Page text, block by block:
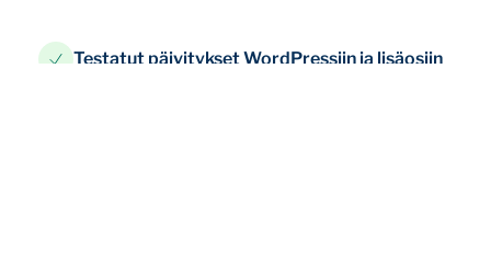
Testatut päivitykset WordPressiin ja lisäosiin